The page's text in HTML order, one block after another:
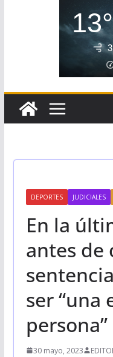
DEPORTES JUDICIALES
En la
antes de
ser “una
persona”
30 mayo, 2023